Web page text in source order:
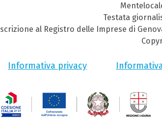
Testata
Iscrizione al Registro delle Imprese di
Informativa privacy